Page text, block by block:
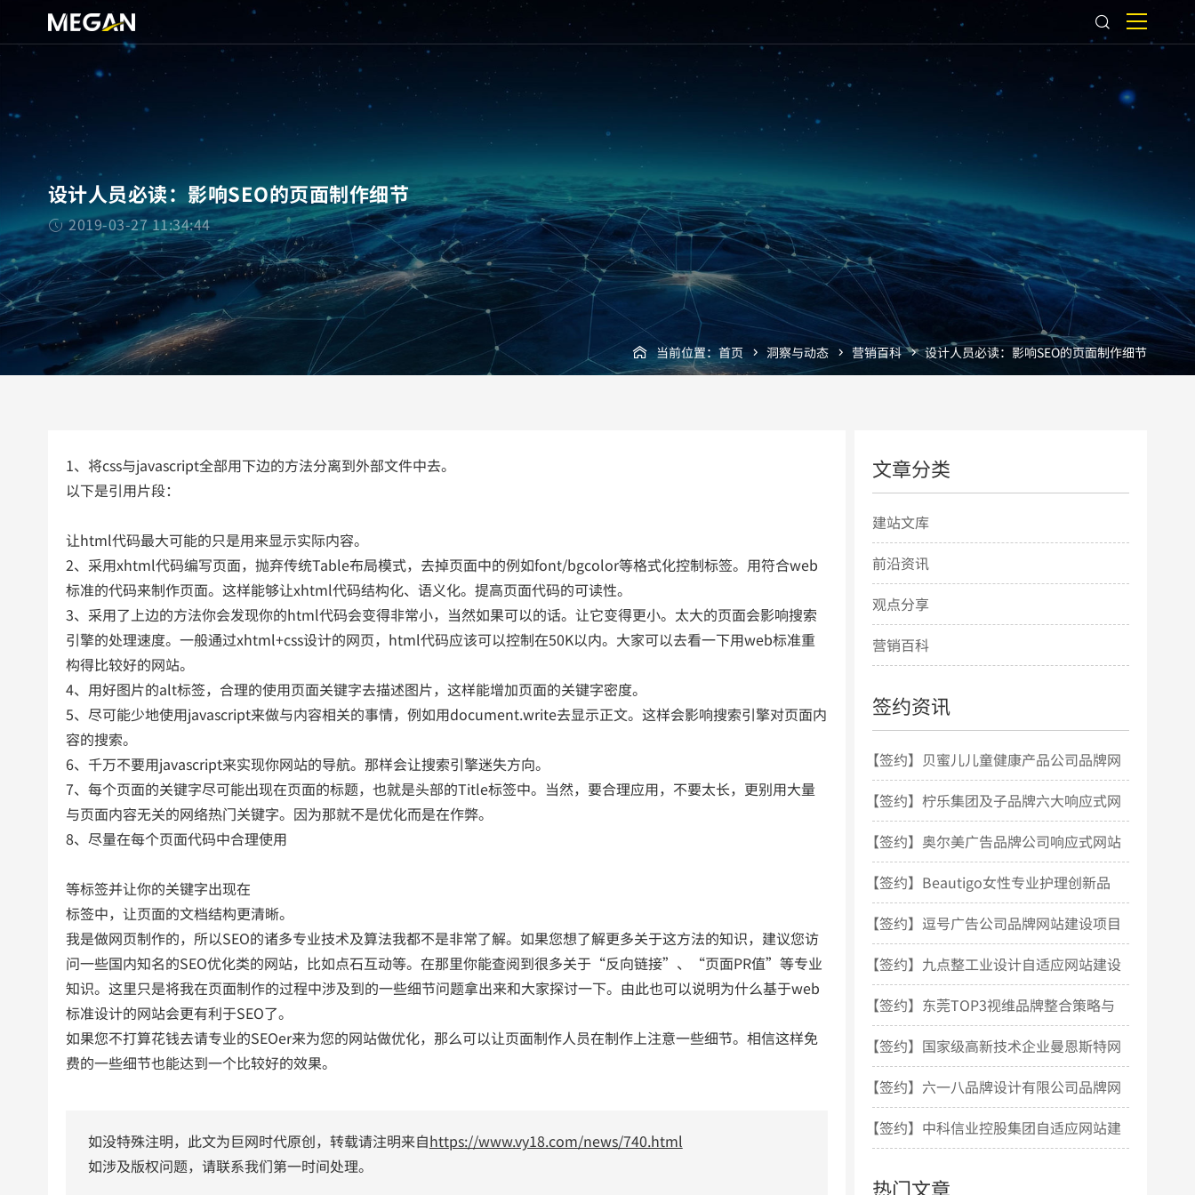
设计人员必读：影响SEO的页面制作细节
2019-03-27 11:34:44
当前位置：首页 洞察与动态 营销百科 设计人员必读：影响SEO的页面制作细节
1、将css与javascript全部用下边的方法分离到外部文件中去。
以下是引用片段：
让html代码最大可能的只是用来显示实际内容。
2、采用xhtml代码编写页面，抛弃传统Table布局模式，去掉页面中的例如font/bgcolor等格式化控制标签。用符合web
标准的代码来制作页面。这样能够让xhtml代码结构化、语义化。提高页面代码的可读性。
3、采用了上边的方法你会发现你的html代码会变得非常小，当然如果可以的话。让它变得更小。太大的页面会影响搜索
引擎的处理速度。一般通过xhtml+css设计的网页，html代码应该可以控制在50K以内。大家可以去看一下用web标准重
构得比较好的网站。
4、用好图片的alt标签，合理的使用页面关键字去描述图片，这样能增加页面的关键字密度。
5、尽可能少地使用javascript来做与内容相关的事情，例如用document.write去显示正文。这样会影响搜索引擎对页面内
容的搜索。
6、千万不要用javascript来实现你网站的导航。那样会让搜索引擎迷失方向。
7、每个页面的关键字尽可能出现在页面的标题，也就是头部的Title标签中。当然，要合理应用，不要太长，更别用大量
与页面内容无关的网络热门关键字。因为那就不是优化而是在作弊。
8、尽量在每个页面代码中合理使用
等标签并让你的关键字出现在
标签中，让页面的文档结构更清晰。
我是做网页制作的，所以SEO的诸多专业技术及算法我都不是非常了解。如果您想了解更多关于这方法的知识，建议您访
问一些国内知名的SEO优化类的网站，比如点石互动等。在那里你能查阅到很多关于“反向链接”、“页面PR值”等专业
知识。这里只是将我在页面制作的过程中涉及到的一些细节问题拿出来和大家探讨一下。由此也可以说明为什么基于web
标准设计的网站会更有利于SEO了。
如果您不打算花钱去请专业的SEOer来为您的网站做优化，那么可以让页面制作人员在制作上注意一些细节。相信这样免
费的一些细节也能达到一个比较好的效果。
如没特殊注明，此文为巨网时代原创，转载请注明来自https://www.vy18.com/news/740.html
如涉及版权问题，请联系我们第一时间处理。
文章分类
建站文库
前沿资讯
观点分享
营销百科
签约资讯
【签约】贝蜜儿儿童健康产品公司品牌网
站设计项目开发
【签约】柠乐集团及子品牌六大响应式网
站建设项目
【签约】奥尔美广告品牌公司响应式网站
建设项目
【签约】Beautigo女性专业护理创新品
牌网站建设项目
【签约】逗号广告公司品牌网站建设项目
【签约】九点整工业设计自适应网站建设
项目
【签约】东莞TOP3视维品牌整合策略与
设计机构网站建设
【签约】国家级高新技术企业曼恩斯特网
站建设项目
【签约】六一八品牌设计有限公司品牌网
站建设项目
【签约】中科信业控股集团自适应网站建
热门文章